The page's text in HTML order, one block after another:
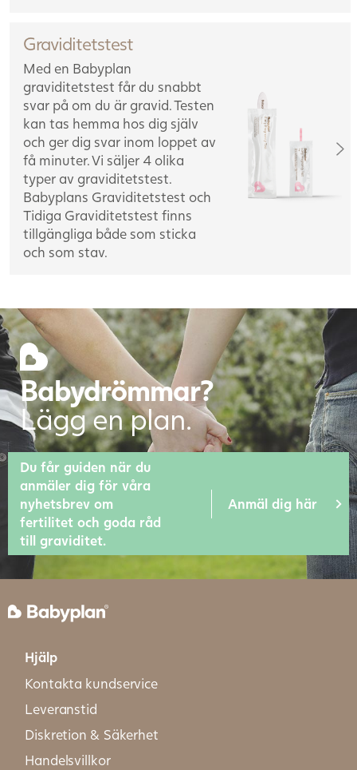
Graviditetstest
Med en Babyplan
graviditetstest får du snabbt
svar på om du är gravid. Testen
kan tas hemma hos dig själv
och ger dig svar inom loppet av
få minuter. Vi säljer 4 olika
typer av graviditetstest.
Babyplans Graviditetstest och
Tidiga Graviditetstest finns
tillgängliga både som sticka
och som stav.
Babydrömmar?
Lägg en plan.
Du får guiden när du
anmäler dig för våra
nyhetsbrev om
fertilitet och goda råd
till graviditet.
Anmäl dig här
Hjälp
Kontakta kundservice
Leveranstid
Diskretion & Säkerhet
Handelsvillkor